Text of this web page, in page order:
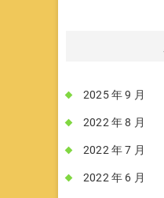
2025 年 9 月
2022 年 8 月
2022 年 7 月
2022 年 6 月